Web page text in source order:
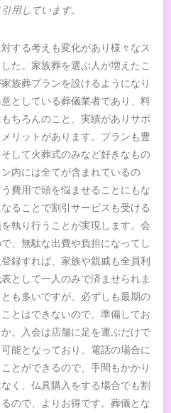
用しています。
する考えも変化があり様々なス
た。家族葬を選ぶ人が増えたこ
族葬プランを設けるようになり
としている葬儀業者であり、料
ちろんのこと、実績がありサポ
リットがあります。プランも豊
して火葬式のみなど好きなもの
内には全てが含まれているの
費用で頭を悩ませることにもな
ることで割引サービスも受ける
執り行うことが実現します。会
、無駄な出費や負担になってし
録すれば、家族や親戚も全員利
として一人のみで済ませられま
も多いですが、必ずしも最期の
とはできないので、準備してお
。入会は店舗に足を運ぶだけで
能となっており、電話の場合に
とができるので、手間もかかり
く、仏具購入をする場合でも割
ので、よりお得です。葬儀とな